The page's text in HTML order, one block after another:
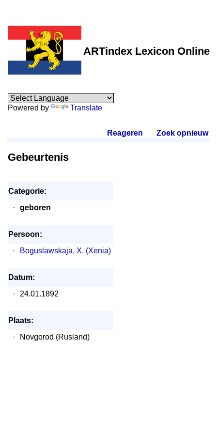
ARTindex Lexicon Online
Powered by Translate
Reageren Zoek opnieuw.
Gebeurtenis
Categorie:
·
geboren
Persoon:
·
Boguslawskaja, X. (Xenia)
Datum:
·
24.01.1892
Plaats:
·
Novgorod (Rusland)